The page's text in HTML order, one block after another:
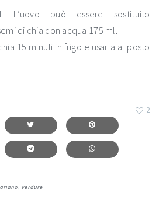
L’uovo può essere sostituito
di chia con acqua 175 ml.
15 minuti in frigo e usarla al posto
2
,verdure